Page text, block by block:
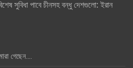
সুবিধা পাবে চীনসহ বন্ধু দেশগুলো: ইরান
গেছেন….